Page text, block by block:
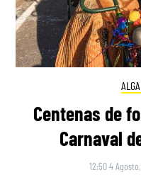
Centenas de
Carnaval
12:50 4